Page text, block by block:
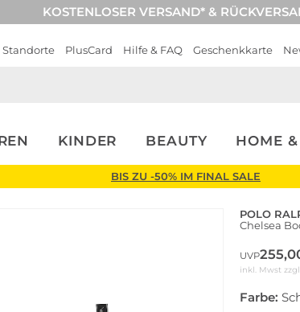
KOSTENLOSER VERSAND* &
Standorte PlusCard Hilfe & FAQ Geschenkkarte
KINDER BEAUTY HOME
BIS ZU -50% IM FINAL SALE
POLO
Chelsea
UVP
inkl. Mwst zzgl.
Farbe: